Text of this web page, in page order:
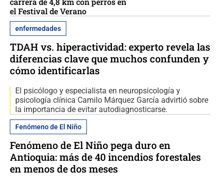
el Festival de Verano
enfermedades
TDAH vs. hiperactividad: experto revela las
diferencias clave que muchos confunden y
cómo identificarlas
El psicólogo y especialista en neuropsicología y
psicología clínica Camilo Márquez García advirtió sobre
la importancia de evitar autodiagnosticarse.
Fenómeno de El Niño
Fenómeno de El Niño pega duro en
Antioquia: más de 40 incendios forestales
en menos de dos meses